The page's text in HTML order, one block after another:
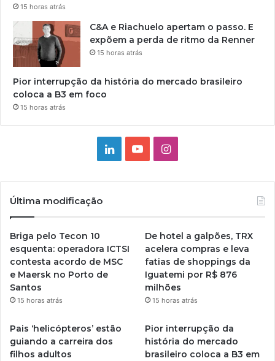
15 horas atrás
C&A e Riachuelo apertam o passo. E
expõem a perda de ritmo da Renner
15 horas atrás
Pior interrupção da história do mercado brasileiro
coloca a B3 em foco
15 horas atrás
LinkedinYouTubeInstagram
Última modificação
Briga pelo Tecon 10
esquenta: operadora ICTSI
contesta acordo de MSC
e Maersk no Porto de
Santos
15 horas atrás
De hotel a galpões, TRX
acelera compras e leva
fatias de shoppings da
Iguatemi por R$ 876
milhões
15 horas atrás
Pais ‘helicópteros’ estão
guiando a carreira dos
filhos adultos
Pior interrupção da
história do mercado
brasileiro coloca a B3 em